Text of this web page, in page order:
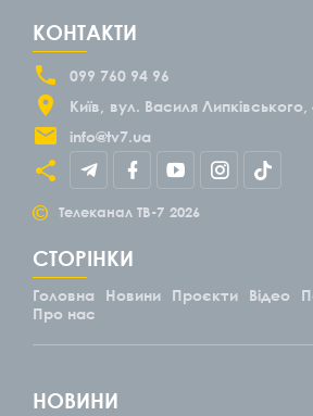
КОНТАКТИ
099 760 94 96
Київ
вул. Василя Липківського,
info@tv7.ua
© Телеканал ТВ-7 2026
СТОРІНКИ
Головна Новини Проєкти Відео
Про нас
НОВИНИ